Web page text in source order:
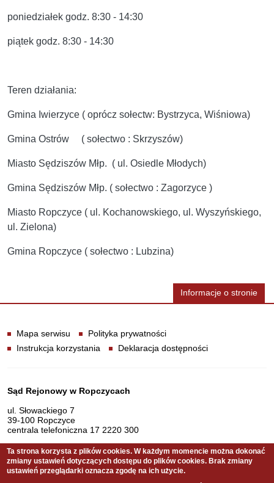
poniedziałek godz. 8:30 - 14:30
piątek godz. 8:30 - 14:30
Teren działania:
Gmina Iwierzyce ( oprócz sołectw: Bystrzyca, Wiśniowa)
Gmina Ostrów ( sołectwo : Skrzyszów)
Miasto Sędziszów Młp. ( ul. Osiedle Młodych)
Gmina Sędziszów Młp. ( sołectwo : Zagorzyce )
Miasto Ropczyce ( ul. Kochanowskiego, ul. Wyszyńskiego,
ul. Zielona)
Gmina Ropczyce ( sołectwo : Lubzina)
Informacje o stronie
Mapa serwisu
Polityka prywatności
Instrukcja korzystania
Deklaracja dostępności
Dane teleadresowe
Sąd Rejonowy w Ropczycach
ul. Słowackiego 7
39-100 Ropczyce
centrala telefoniczna 17 2220 300
Serwis pełni funkcję strony Biuletynu Informacji Publicznej
Ta strona korzysta z plików cookies. W każdym momencie można dokonać
zmiany ustawień dotyczących dostępu do plików cookies. Brak zmiany
ustawień przeglądarki oznacza zgodę na ich użycie.